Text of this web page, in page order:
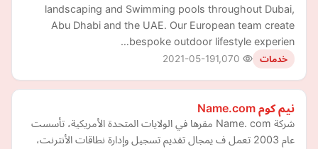
landscaping and Swimming pools throughout Dubai,
Abu Dhabi and the UAE. Our European team create
bespoke outdoor lifestyle experien…
خدمات 2021-05-19
نيم كوم Name.com
شركة Name. com مقرها في الولايات المتحدة الأمريكية، تأسست
عام 2003 تعمل ف يمجال تقديم تسجيل وإدارة نطاقات الأنترنت،